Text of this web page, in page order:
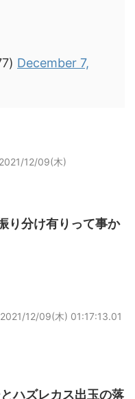
December 7,
2021/12/09(木)
り分け有りって事か
2021/12/09(木) 01:17:13.01
ハズレカス出玉の落